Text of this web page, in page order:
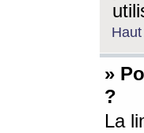
Haut
»
?
La